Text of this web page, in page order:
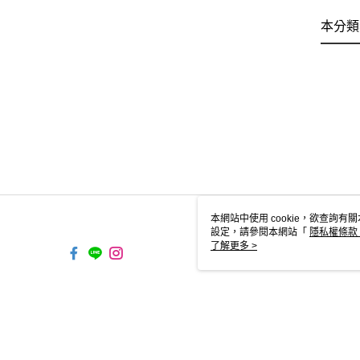
本分
本網站中使用 cookie，欲查詢有
設定，請參閱本網站「 隱私權條款
使用 cookie。
了解更多 >